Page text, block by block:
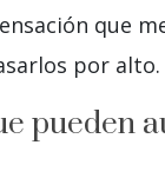
que
por alto.
pueden